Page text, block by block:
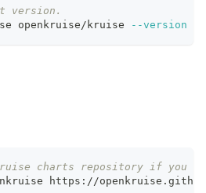
version.
openkruise/kruise --version
charts repository if you
https://